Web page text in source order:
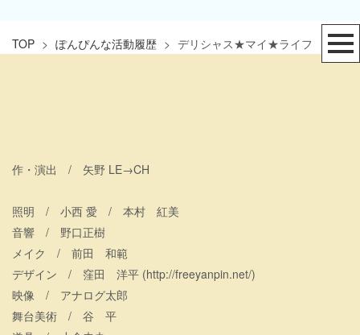
TOP > ぽんぴんな活動履歴 > デリシャス★マイ★ライフ
作・演出 / 矢野 LE→CH
照明 / 小西 愛 / 本村 紅美
音響 / 野口正樹
メイク / 前田 和範
デザイン / 窪田 洋平 (http://freeyanpin.net/)
映像 / アナログ太郎
舞台美術 / 谷 平